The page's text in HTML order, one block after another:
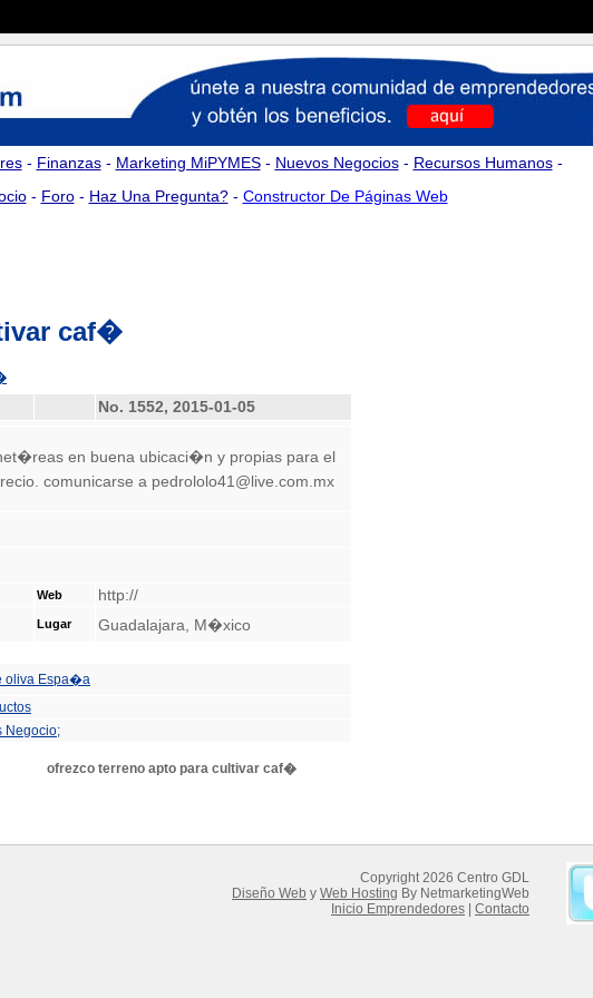
- Finanzas- Marketing MiPYMES- Nuevos Negocios- Recursos Humanos-
- Foro- Haz Una Pregunta?- Constructor De Páginas Web
caf�
No. 1552, 2015-01-05
en buena ubicaci�n y propias para el
comunicarse a pedrololo41@live.com.mx
Web http://
Lugar Guadalajara, M�xico
oliva Espa�a
Negocio;
ofrezco terreno apto para cultivar caf�
Copyright 2026 Centro GDL
Diseño Web y Web Hosting By NetmarketingWeb
Inicio Emprendedores
Contacto